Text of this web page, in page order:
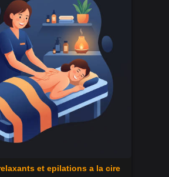
et epilations a la cire